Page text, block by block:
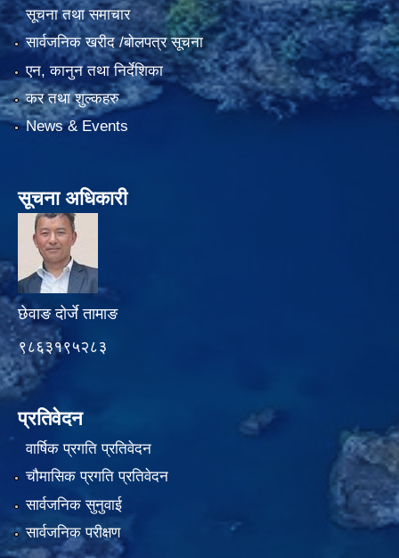
सूचना तथा समाचार
सार्वजनिक खरीद /बोलपत्र सूचना
एन, कानुन तथा निर्देशिका
कर तथा शुल्कहरु
News & Events
सूचना अधिकारी
छेवाङ दोर्जे तामाङ
९८६३१९५२८३
प्रतिवेदन
वार्षिक प्रगति प्रतिवेदन
चौमासिक प्रगति प्रतिवेदन
सार्वजनिक सुनुवाई
सार्वजनिक परीक्षण